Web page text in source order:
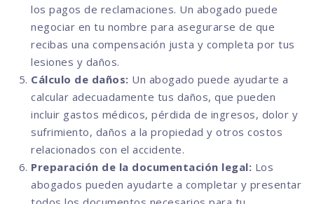
los pagos de reclamaciones. Un abogado puede
negociar en tu nombre para asegurarse de que
recibas una compensación justa y completa por tus
lesiones y daños.
Cálculo de daños: Un abogado puede ayudarte a
calcular adecuadamente tus daños, que pueden
incluir gastos médicos, pérdida de ingresos, dolor y
sufrimiento, daños a la propiedad y otros costos
relacionados con el accidente.
Preparación de la documentación legal: Los
abogados pueden ayudarte a completar y presentar